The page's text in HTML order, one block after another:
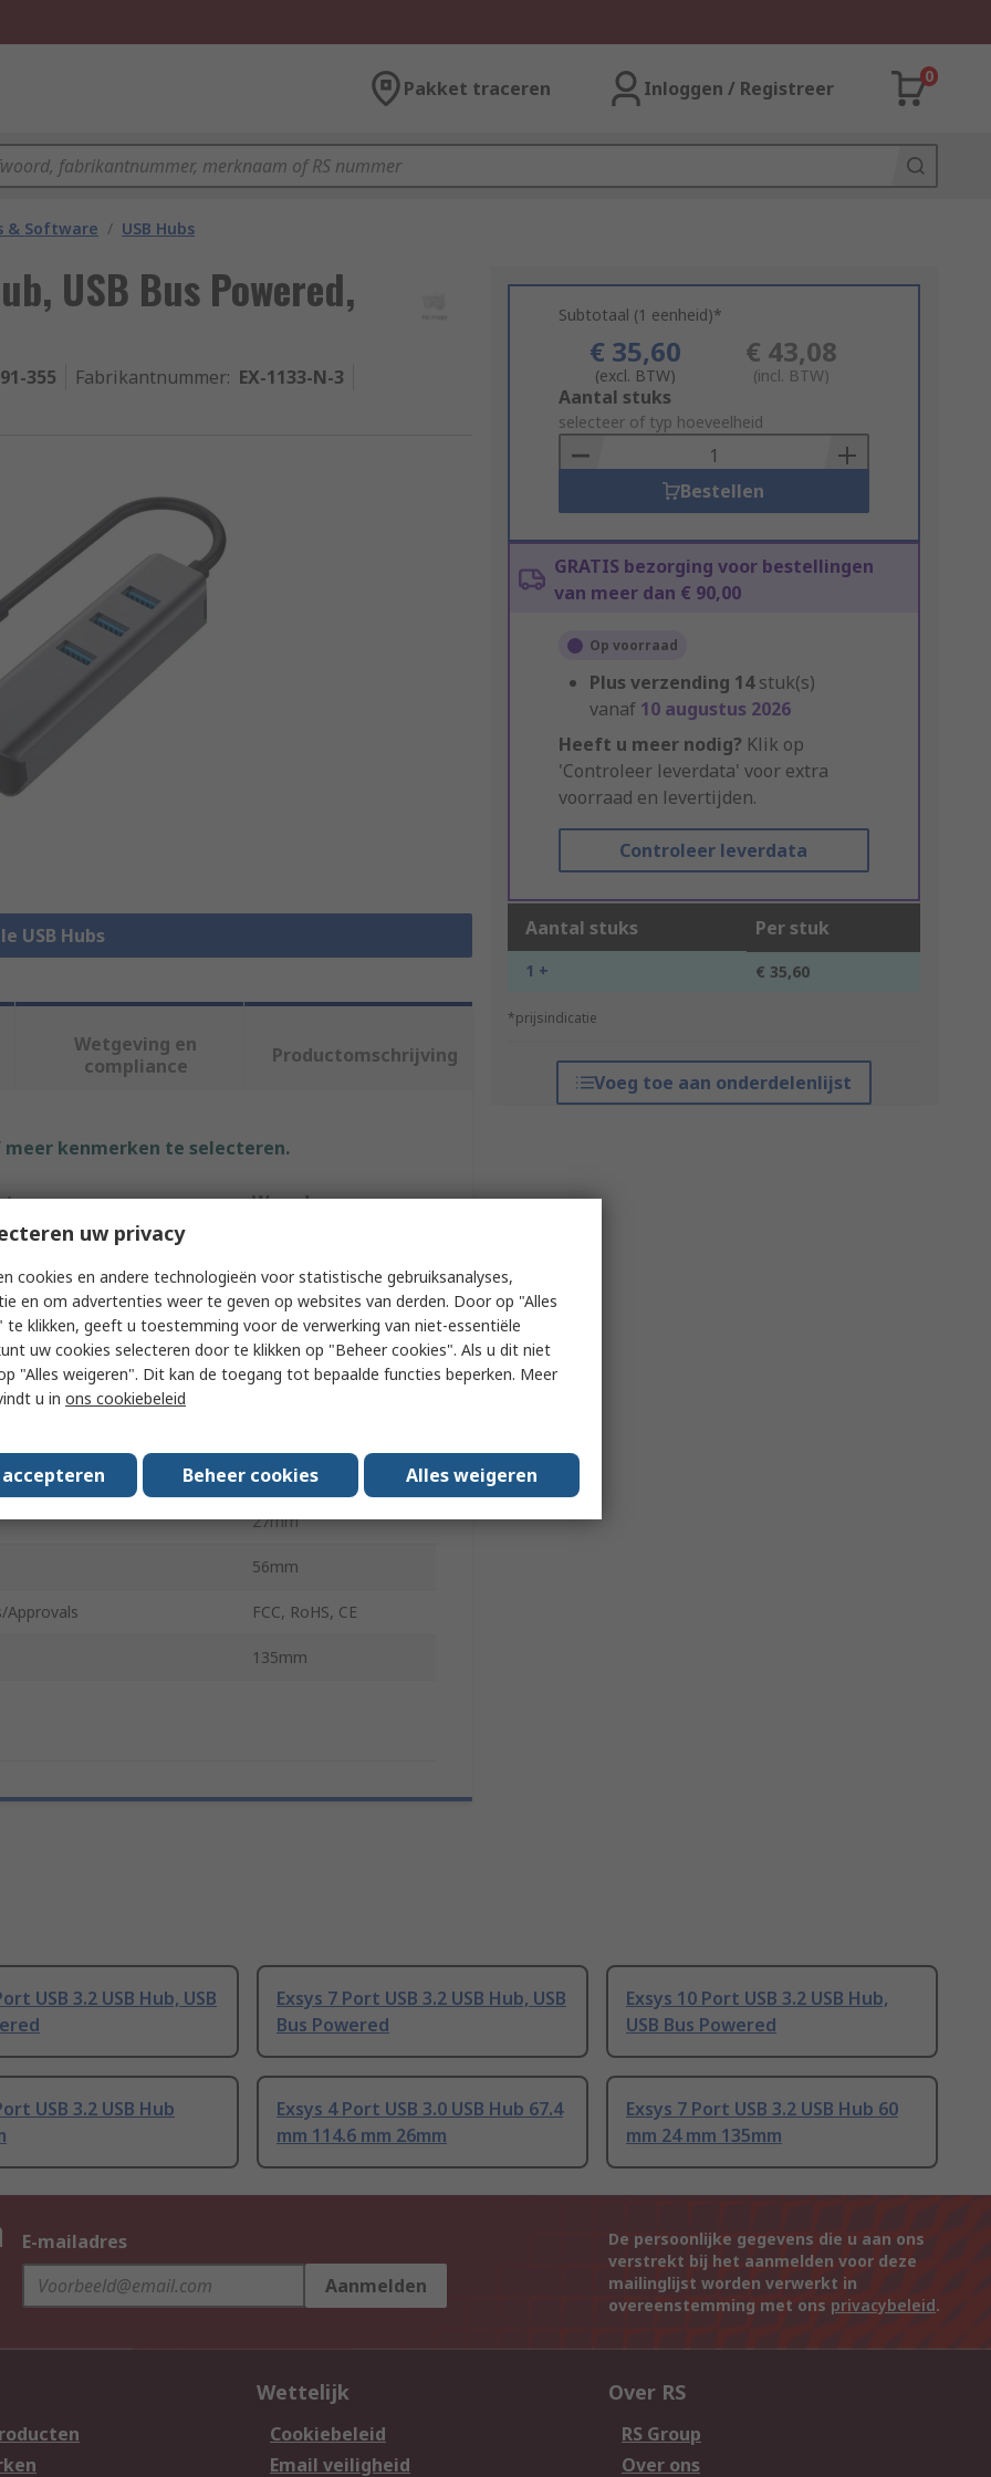
Pakket traceren Inloggen / Registreer
0
& Software / USB Hubs
USB Bus Powered,
355 Fabrikantnummer: EX-1133-N-3
USB Hubs
Subtotaal (1 eenheid)*
€ 35,60
(excl. BTW)
€ 43,08
(incl. BTW)
Add
to
Basket
Aantal stuks
selecteer of typ hoeveelheid
Bestellen
GRATIS bezorging voor bestellingen
van meer dan € 90,00
Op voorraad
Plus verzending 14stuk(s)
vanaf 10 augustus 2026
Heeft u meer nodig? Klik op
'Controleer leverdata' voor extra
voorraad en levertijden.
Controleer leverdata
Aantal stuks Per stuk
1 + € 35,60
*prijsindicatie
Voeg toe aan onderdelenlijst
Wetgeving en
compliance
Productomschrijving
kenmerken te selecteren.
Waarde
USB Hub
USB Ports 3
USB 3.2
Type USB
27mm
56mm
Approvals FCC, RoHS, CE
135mm
USB 3.2 USB Hub, USB
Exsys 7 Port USB 3.2 USB Hub, USB
Bus Powered
Exsys 10 Port USB 3.2 USB Hub,
USB Bus Powered
USB 3.2 USB Hub
Exsys 4 Port USB 3.0 USB Hub 67.4
mm 114.6 mm 26mm
Exsys 7 Port USB 3.2 USB Hub 60
mm 24 mm 135mm
E-mailadres
Aanmelden
De persoonlijke gegevens die u aan ons
verstrekt bij het aanmelden voor deze
mailinglijst worden verwerkt in
overeenstemming met ons privacybeleid.
Wettelijk
Cookiebeleid
Email veiligheid
Over RS
RS Group
Over ons
uw privacy
cookies en andere technologieën voor statistische gebruiksanalyses,
en om advertenties weer te geven op websites van derden. Door op "Alles
te klikken, geeft u toestemming voor de verwerking van niet-essentiële
uw cookies selecteren door te klikken op "Beheer cookies". Als u dit niet
"Alles weigeren". Dit kan de toegang tot bepaalde functies beperken. Meer
u in ons cookiebeleid
Beheer cookies Alles weigeren